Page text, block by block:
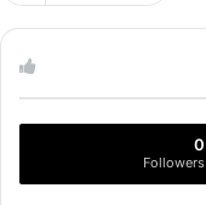
0
Followers